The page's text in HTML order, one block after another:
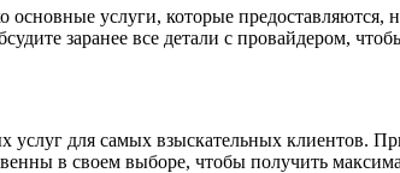
основные услуги, которые
заранее все детали с провайдером,
для самых взыскательных клиентов.
в своем выборе, чтобы получить